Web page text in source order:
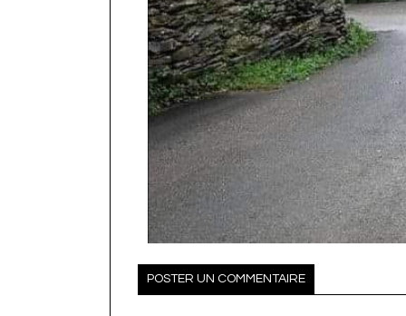
POSTER UN COMMENTAIRE